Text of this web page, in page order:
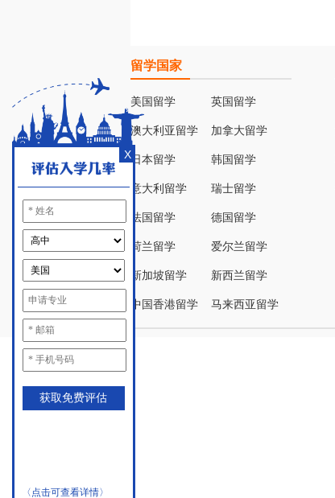
〈点击可查看详情〉
X
留学国家
美国留学 英国留学
澳大利亚留学 加拿大留学
日本留学 韩国留学
意大利留学 瑞士留学
法国留学 德国留学
荷兰留学 爱尔兰留学
新加坡留学 新西兰留学
中国香港留学 马来西亚留学